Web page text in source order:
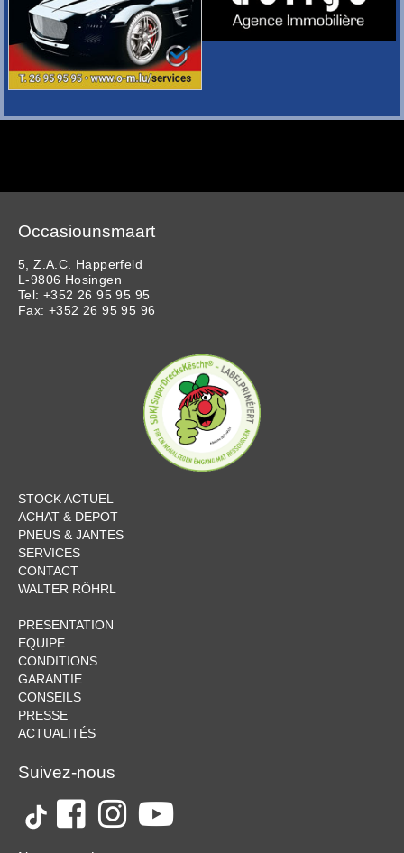
Occasiounsmaart
5, Z.A.C. Happerfeld
L-9806 Hosingen
Tel: +352 26 95 95 95
Fax: +352 26 95 95 96
STOCK ACTUEL
ACHAT & DEPOT
PNEUS & JANTES
SERVICES
CONTACT
WALTER RÖHRL
PRESENTATION
EQUIPE
CONDITIONS
GARANTIE
CONSEILS
PRESSE
ACTUALITÉS
Suivez-nous